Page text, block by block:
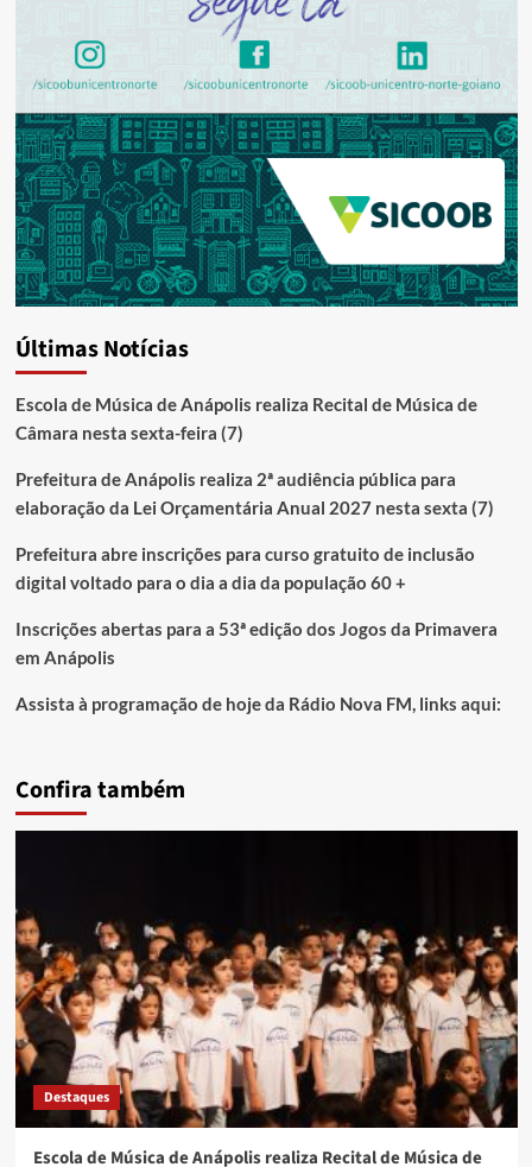
Últimas Notícias
Escola de Música de Anápolis realiza Recital de Música de
Câmara nesta sexta-feira (7)
Prefeitura de Anápolis realiza 2ª audiência pública para
elaboração da Lei Orçamentária Anual 2027 nesta sexta (7)
Prefeitura abre inscrições para curso gratuito de inclusão
digital voltado para o dia a dia da população 60 +
Inscrições abertas para a 53ª edição dos Jogos da Primavera
em Anápolis
Assista à programação de hoje da Rádio Nova FM, links aqui:
Confira também
Destaques
Escola de Música de Anápolis realiza Recital de Música de